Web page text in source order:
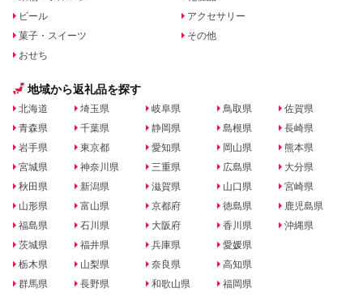
ビール
菓子・スイーツ
おせち
アクセサリー
その他
地域から返礼品を探す
北海道
青森県
岩手県
宮城県
秋田県
山形県
福島県
茨城県
栃木県
群馬県
埼玉県
千葉県
東京都
神奈川県
新潟県
富山県
石川県
福井県
山梨県
長野県
岐阜県
静岡県
愛知県
三重県
滋賀県
京都府
大阪府
兵庫県
奈良県
和歌山県
鳥取県
島根県
岡山県
広島県
山口県
徳島県
香川県
愛媛県
高知県
福岡県
佐賀県
長崎県
熊本県
大分県
宮崎県
鹿児島県
沖縄県